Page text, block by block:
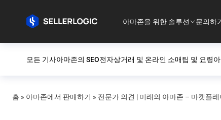
아마존을 위한 솔루션 문의하
모든 기사아마존의 SEO전자상거래 및 온라인 소매팁 및 요령
홈 » 아마존에서 판매하기 » 전문가 의견 | 미래의 아마존 – 마켓플